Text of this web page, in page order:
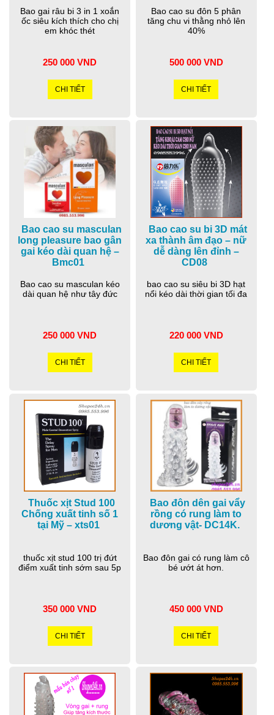
Bao gai râu bi 3 in 1 xoắn
ốc siêu kích thích cho chị
em khóc thét
250 000 VND
CHI TIẾT
Bao cao su đôn 5 phân
tăng chu vi thằng nhỏ lên
40%
500 000 VND
CHI TIẾT
Bao cao su masculan
long pleasure bao gân
gai kéo dài quan hệ –
Bmc01
Bao cao su masculan kéo
dài quan hệ như tây đức
250 000 VND
CHI TIẾT
Bao cao su bi 3D mát
xa thành âm đạo – nữ
dễ dàng lên đỉnh –
CD08
bao cao su siêu bi 3D hạt
nổi kéo dài thời gian tối đa
220 000 VND
CHI TIẾT
Thuốc xịt Stud 100
Chống xuất tinh số 1
tại Mỹ – xts01
thuốc xịt stud 100 trị đứt
điểm xuất tinh sớm sau 5p
350 000 VND
CHI TIẾT
Bao đôn dên gai vẩy
rồng có rung làm to
dương vật- DC14K.
Bao đôn gai có rung làm cô
bé ướt át hơn.
450 000 VND
CHI TIẾT